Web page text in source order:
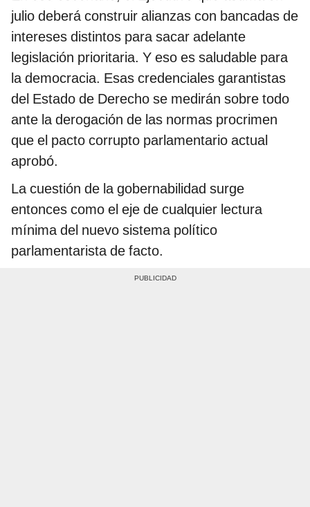
julio deberá construir alianzas con bancadas de
intereses distintos para sacar adelante
legislación prioritaria. Y eso es saludable para
la democracia. Esas credenciales garantistas
del Estado de Derecho se medirán sobre todo
ante la derogación de las normas procrimen
que el pacto corrupto parlamentario actual
aprobó.
La cuestión de la gobernabilidad surge
entonces como el eje de cualquier lectura
mínima del nuevo sistema político
parlamentarista de facto.